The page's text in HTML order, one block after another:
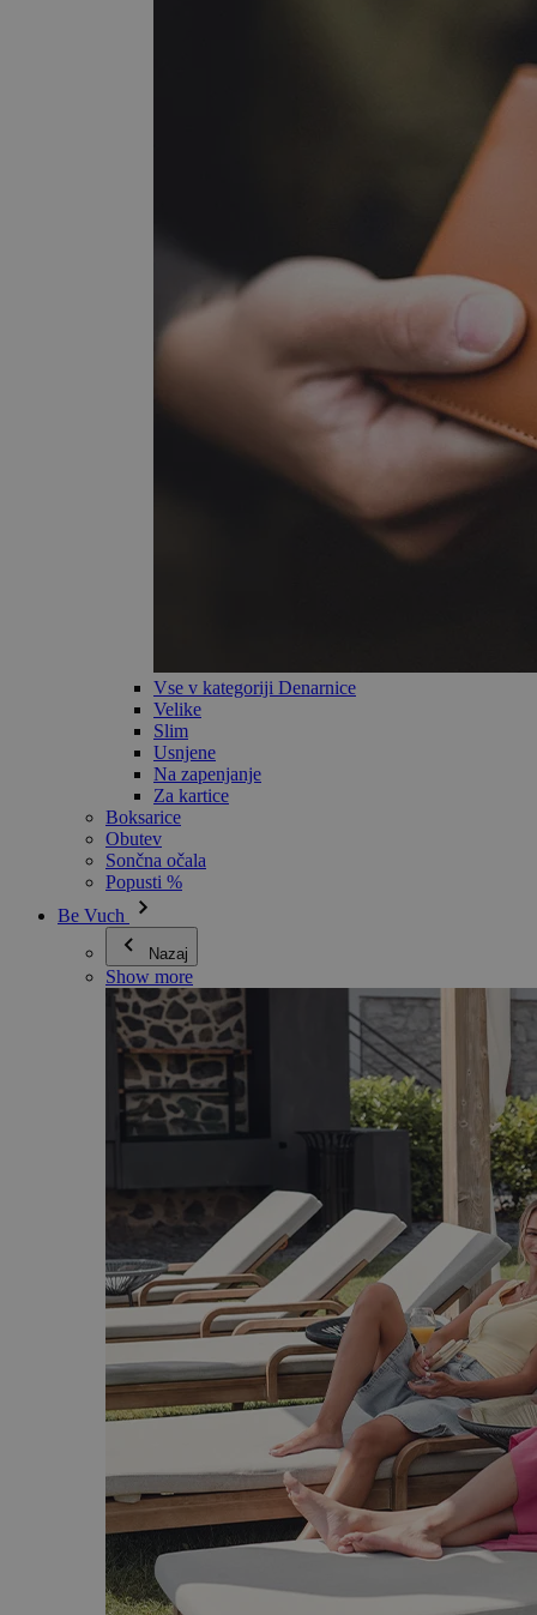
Vse v kategoriji Denarnice
Velike
Slim
Usnjene
Na zapenjanje
Za kartice
Boksarice
Obutev
Sončna očala
Popusti %
Be Vuch
Nazaj
Show more